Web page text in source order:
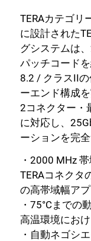
TERAカテゴリ
に設計された
グシステムは
パッチコード
8.2 / クラスII
ーエンド構成を
2コネクター・
に対応し、
ーションを完
・2000 MHz
TERAコネクタ
の高帯域幅ア
・75°Cまでの
高温環境にお
・自動ネゴシ